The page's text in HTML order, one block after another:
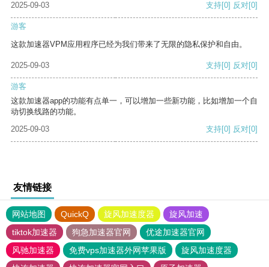
2025-09-03
支持[0] 反对[0]
游客
这款加速器VPM应用程序已经为我们带来了无限的隐私保护和自由。
2025-09-03 支持[0] 反对[0]
游客
这款加速器app的功能有点单一，可以增加一些新功能，比如增加一个自
动切换线路的功能。
2025-09-03
支持[0] 反对[0]
友情链接
网站地图 QuickQ 旋风加速度器
旋风加速
tiktok加速器
狗急加速器官网
优途加速器官网
风驰加速器
免费vps加速器外网苹果版
旋风加速度器